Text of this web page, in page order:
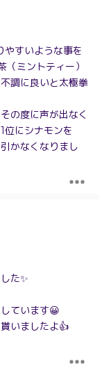
すいような事を
ミントティー）
調に良いと太極拳
の度に声が出なく
位にシナモンを
かなくなりまし
た✨️
ています😀
いましたよ👍